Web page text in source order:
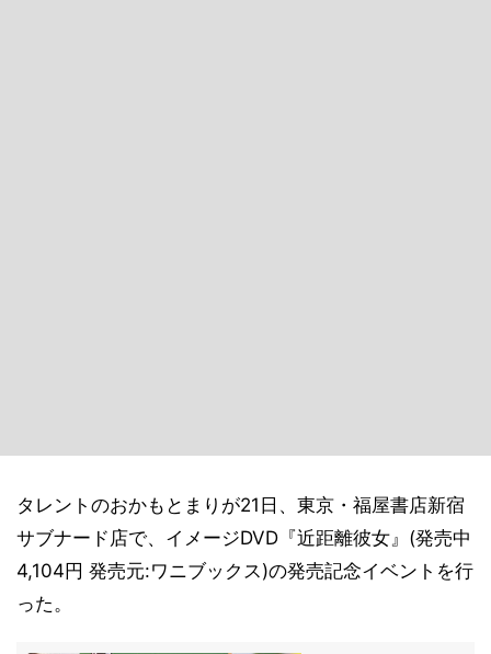
タレントのおかもとまりが21日、東京・福屋書店新宿
サブナード店で、イメージDVD『近距離彼女』(発売中
4,104円 発売元:ワニブックス)の発売記念イベントを行
った。